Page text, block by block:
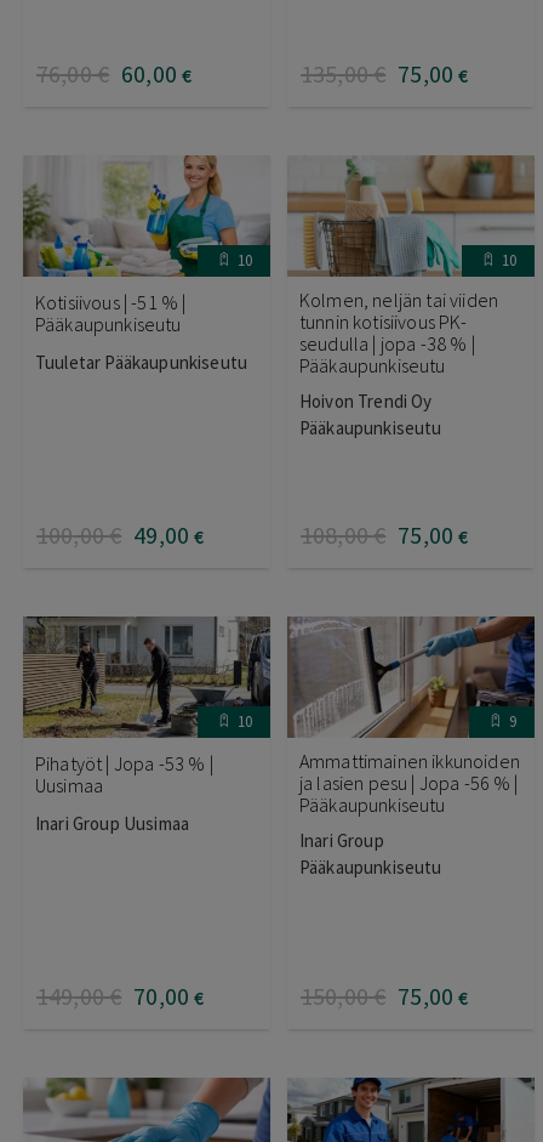
76,00€ 60,00 € 135,00€ 75,00 €
10
Kotisiivous | -51 % |
Pääkaupunkiseutu
Tuuletar Pääkaupunkiseutu
100,00€ 49,00 €
10
Kolmen, neljän tai viiden
tunnin kotisiivous PK-
seudulla | jopa -38 % |
Pääkaupunkiseutu
Hoivon Trendi Oy
Pääkaupunkiseutu
108,00€ 75,00 €
10
Pihatyöt | Jopa -53 % |
Uusimaa
Inari Group Uusimaa
149,00€ 70,00 €
9
Ammattimainen ikkunoiden
ja lasien pesu | Jopa -56 % |
Pääkaupunkiseutu
Inari Group
Pääkaupunkiseutu
150,00€ 75,00 €